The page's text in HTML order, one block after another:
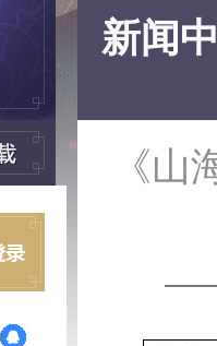
新闻
《